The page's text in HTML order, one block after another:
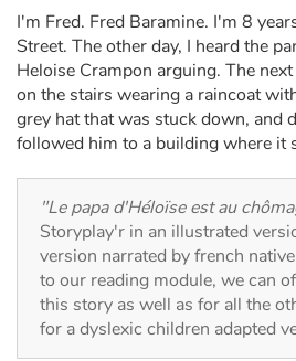
Travel, epic, investigation,
Around the world
Learning
Arts, space, activities
Documentaries
With the family
Daily life and hobbies
I'm Fred. Fred Baramine. I'm 8
Street. The other day, I heard the
Heloise Crampon arguing. The
on the stairs wearing a raincoat
grey hat that was stuck down, and
followed him to a building where it
"Le papa d'Héloïse est au
Storyplay'r in an illustrated
version narrated by french
to our reading module, we can
this story as well as for all the
for a dyslexic children adapted